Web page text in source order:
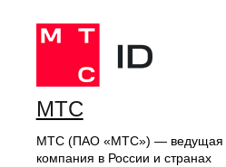
МТС
МТС (ПАО «МТС») — ведущая
компания в России и странах